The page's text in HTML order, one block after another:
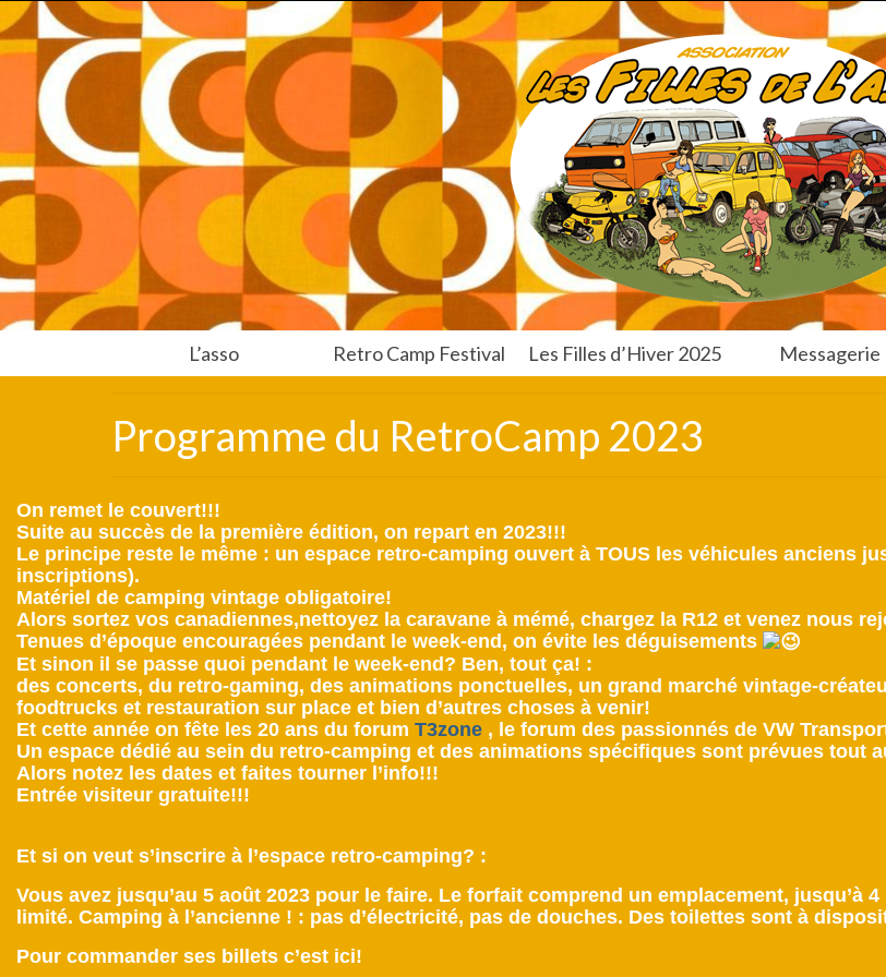
L’asso Retro Camp Festival Les Filles d’Hiver 2025 Messagerie
Programme du RetroCamp 2023
On remet le couvert!!!
Suite au succès de la première édition, on repart en 2023!!!
Le principe reste le même : un espace retro-camping ouvert à TOUS les véhicules anciens
inscriptions).
Matériel de camping vintage obligatoire!
Alors sortez vos canadiennes,nettoyez la caravane à mémé, chargez la R12 et venez nous
Tenues d’époque encouragées pendant le week-end, on évite les déguisements
Et sinon il se passe quoi pendant le week-end? Ben, tout ça! :
des concerts, du retro-gaming, des animations ponctuelles, un grand marché vintage-
foodtrucks et restauration sur place et bien d’autres choses à venir!
Et cette année on fête les 20 ans du forum T3zone , le forum des passionnés de VW
Un espace dédié au sein du retro-camping et des animations spécifiques sont prévues tout
Alors notez les dates et faites tourner l’info!!!
Entrée visiteur gratuite!!!
Et si on veut s’inscrire à l’espace retro-camping? :
Vous avez jusqu’au 5 août 2023 pour le faire. Le forfait comprend un emplacement,
limité. Camping à l’ancienne ! : pas d’électricité, pas de douches. Des toilettes sont à
Pour commander ses billets c’est ici!